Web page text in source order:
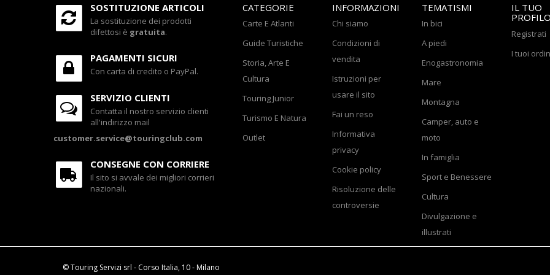
SOSTITUZIONE ARTICOLI
La sostituzione dei prodotti
difettosi è gratuita.
PAGAMENTI SICURI
Con carta di credito o PayPal.
SERVIZIO CLIENTI
Contatta il nostro servizio clienti
all'indirizzo mail
customer.service@touringclub.com
CONSEGNE CON CORRIERE
Il sito si avvale dei migliori corrieri
nazionali.
CATEGORIE
Carte E Atlanti
Guide Turistiche
Storia, Arte E
Cultura
Touring Junior
Turismo E Natura
Outlet
INFORMAZIONI
Chi siamo
Condizioni di
vendita
Istruzioni per
usare il sito
Fai un reso
Informativa
privacy
Cookie policy
Risoluzione delle
controversie
TEMATISMI
In bici
A piedi
Enogastronomia
Mare
Montagna
Camper, auto e
moto
In famiglia
Sport e Benessere
Cultura
Divulgazione e
illustrati
IL TUO
Registrati
I tuoi
© Touring Servizi srl - Corso Italia, 10 - Milano